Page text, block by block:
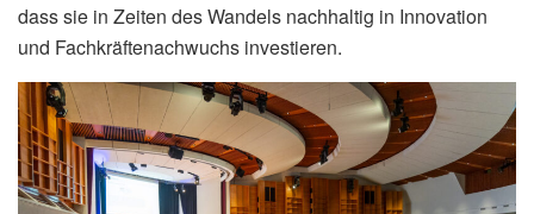
dass sie in Zeiten des Wandels nachhaltig in Innovation
und Fachkräftenachwuchs investieren.